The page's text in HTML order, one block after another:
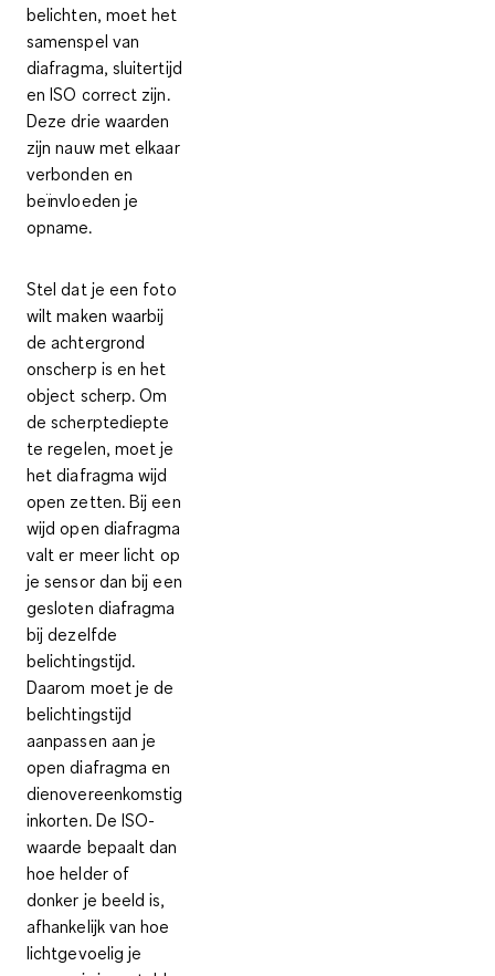
belichten, moet het
samenspel van
diafragma, sluitertijd
en ISO correct zijn.
Deze drie waarden
zijn nauw met elkaar
verbonden en
beïnvloeden je
opname.
Stel dat je een foto
wilt maken waarbij
de achtergrond
onscherp is en het
object scherp. Om
de scherptediepte
te regelen, moet je
het diafragma wijd
open zetten. Bij een
wijd open diafragma
valt er meer licht op
je sensor dan bij een
gesloten diafragma
bij dezelfde
belichtingstijd.
Daarom moet je de
belichtingstijd
aanpassen aan je
open diafragma en
dienovereenkomstig
inkorten. De ISO-
waarde bepaalt dan
hoe helder of
donker je beeld is,
afhankelijk van hoe
lichtgevoelig je